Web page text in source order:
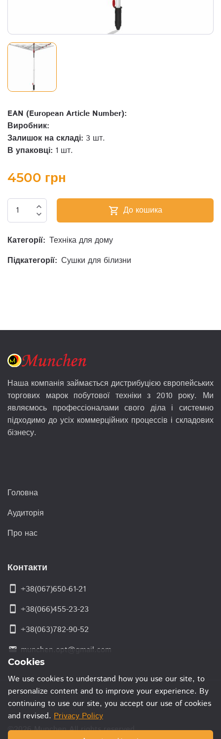
EAN (European Article Number):
Виробник:
Залишок на складі: 3 шт.
В упаковці: 1 шт.
4500 грн
expand_less
expand_more shopping_cart До кошика
Категорії: Техніка для дому
Підкатегорії: Сушки для білизни
Наша компанія займається дистрибуцією європейських
торгових марок побутової техніки з 2010 року. Ми
являємось профессіоналами свого діла і системно
підходимо до усіх коммерційних процессів і складових
бізнесу.
Головна
Аудиторія
Про нас
Контакти
smartphone +38(067)650-61-21
smartphone +38(066)455-23-23
smartphone +38(063)782-90-52
email munchen.opt@gmail.com
©2026 Munchen All rights reserved.
Cookies
We use cookies to understand how you use our site, to
personalize content and to improve your experience. By
continuing to use our site, you accept our use of cookies
and revised. Privacy Policy